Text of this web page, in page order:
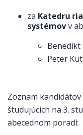
za Katedru
systémovv
Benedikt
Peter
Zoznam kandidátov
študujúcich na 3.
abecednom poradí: